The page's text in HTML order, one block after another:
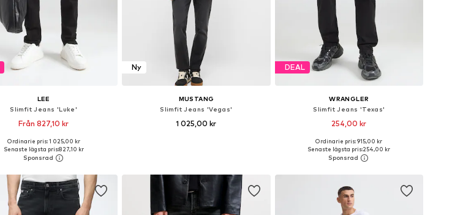
LEE
Slimfit Jeans 'Luke'
Från 827,10 kr
+4
Tillgänglig i många storlekar
Lägg till i varukorgen
Ordinarie pris: 1 025,00 kr
Senaste lägsta pris:827,10 kr
Ny
MUSTANG
Slimfit Jeans 'Vegas'
1 025,00 kr
DEAL
WRANGLER
Slimfit Jeans 'Texas'
254,00 kr
+ 1
Lägg till i varukorgen
Ordinarie pris: 915,00 kr
Senaste lägsta pris:254,00 kr